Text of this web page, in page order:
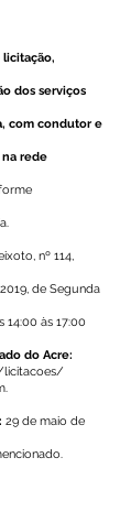
dos serviços
com condutor e
na rede
nº 114,
de Segunda
14:00 às 17:00
do Acre:
licitacoes/
.
29 de maio de